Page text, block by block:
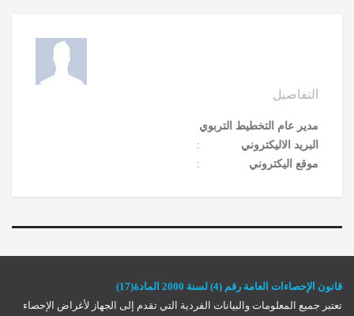
التفاصيل
مدير عام التخطيط التربوي
البريد الاليكتروني
:
موقع اليكتروني
:
قانون الإحصاءات العامة رقم (4) لسنة 2000 المادة(17)
تعتبر جميع المعلومات والبيانات الفردية التي تقدم إلى الجهاز لأغراض الإحصاء